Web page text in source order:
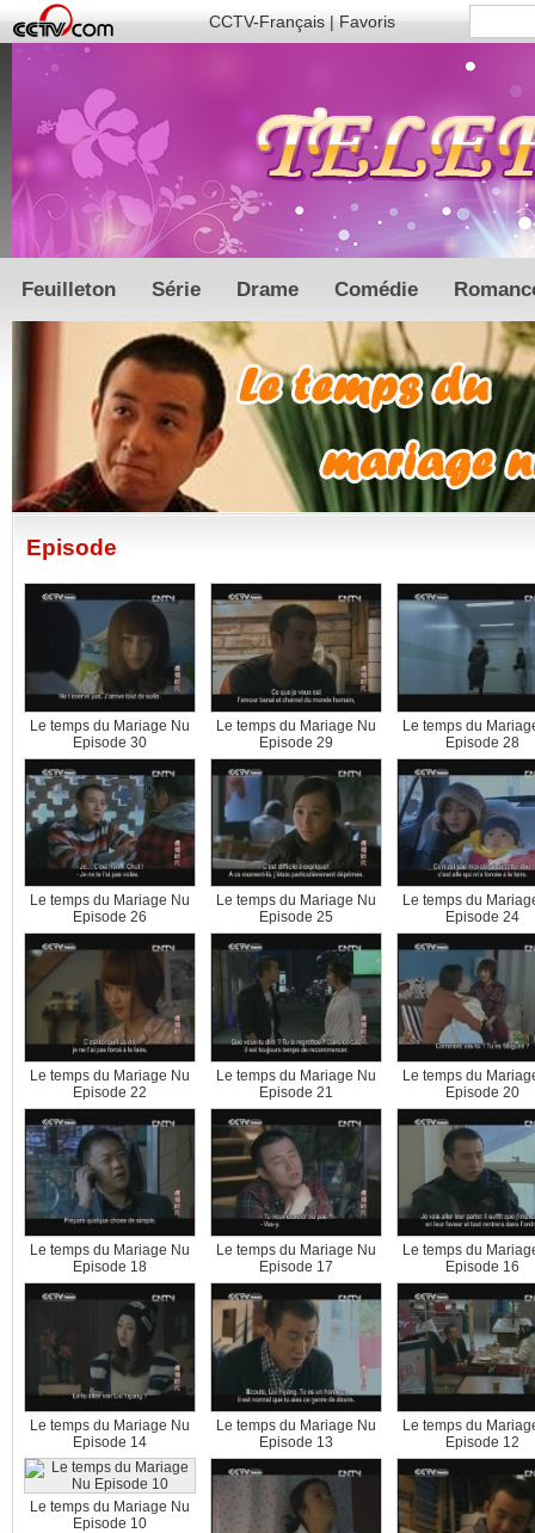
CCTV-Français|Favoris
Feuilleton Série Drame Comédie
Episode
Le temps du Mariage Nu
Episode 30
Le temps du Mariage Nu
Episode 29
Le temps du
Episode 28
Le temps du Mariage Nu
Episode 26
Le temps du Mariage Nu
Episode 25
Le temps du
Episode 24
Le temps du Mariage Nu
Episode 22
Le temps du Mariage Nu
Episode 21
Le temps du
Episode 20
Le temps du Mariage Nu
Episode 18
Le temps du Mariage Nu
Episode 17
Le temps du
Episode 16
Le temps du Mariage Nu
Episode 14
Le temps du Mariage Nu
Episode 13
Le temps du
Episode 12
Le temps du Mariage Nu
Episode 10